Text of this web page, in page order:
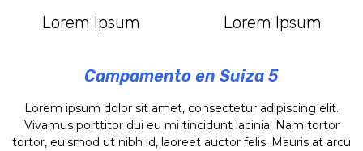
Lorem Ipsum Lorem Ipsum
Campamento en Suiza 5
Lorem ipsum dolor sit amet, consectetur adipiscing elit.
Vivamus porttitor dui eu mi tincidunt lacinia. Nam tortor
tortor, euismod ut nibh id, laoreet auctor felis. Mauris at arcu